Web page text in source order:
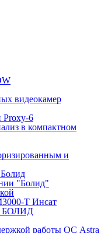
видеокамер
Proxy-6
в компактном
и
"Болид"
Т Инсат
БОЛИД
работы ОС Astra